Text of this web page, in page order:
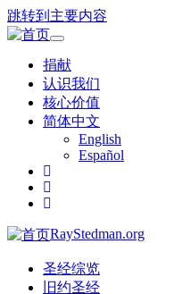
跳转到主要内容
Toggle
navigation
捐献
认识我们
核心价值
简体中文
English
Español
RayStedman.org
圣经综览
旧约圣经